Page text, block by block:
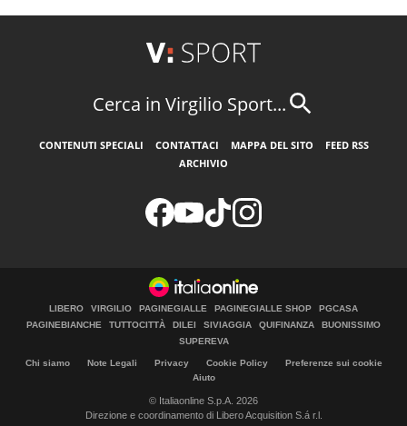
Cerca in Virgilio Sport...
CONTENUTI SPECIALI CONTATTACI MAPPA DEL SITO
FEED RSS
ARCHIVIO
LIBERO VIRGILIO PAGINEGIALLE PAGINEGIALLE SHOP
PGCASA
PAGINEBIANCHE
TUTTOCITTÀ DILEI SIVIAGGIA QUIFINANZA
BUONISSIMO
SUPEREVA
Chi siamo Note Legali Privacy Cookie Policy
Preferenze sui cookie
Aiuto
© Italiaonline S.p.A. 2026
Direzione e coordinamento di Libero Acquisition S.á r.l.